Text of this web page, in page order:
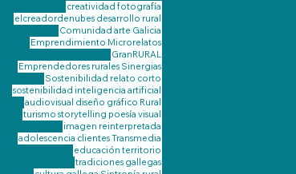
creatividad fotografía
elcreadordenubes desarrollo rural
Comunidad arte Galicia
Emprendimiento Microrelatos
GranRURAL
Emprendedores rurales Sinergias
Sostenibilidad relato corto
sostenibilidad inteligencia artificial
audiovisual diseño gráfico Rural
turismo storytelling poesía visual
imagen reinterpretada
adolescencia clientesTransmedia
educación territorio
tradiciones gallegas